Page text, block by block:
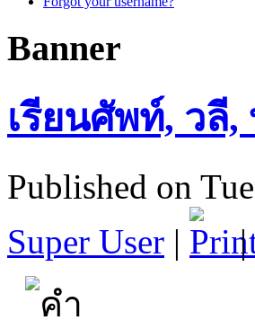
Banner
เรียนศัพท์, วลี,
Published on
Super User | |